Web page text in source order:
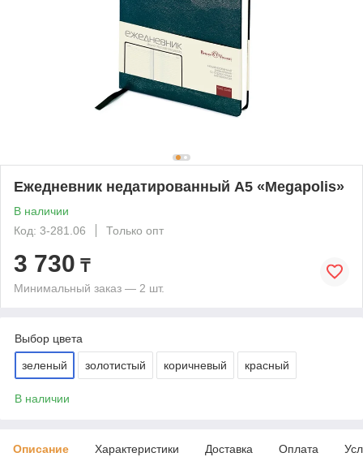
Ежедневник недатированный А5 «Megapolis»
В наличии
Код: 3-281.06
Только опт
3 730 ₸
Минимальный заказ — 2 шт.
Выбор цвета
зеленый золотистый коричневый красный
В наличии
Описание Характеристики Доставка Оплата